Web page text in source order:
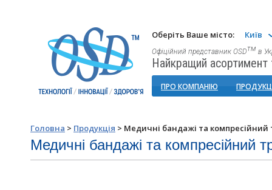
Оберіть Ваше місто: Київ
Офіційний представник OSDтм в
Найкращий асортимент
ПРО КОМПАНІЮ
Головна > Продукція > Медичні бандажі та компресійний
Медичні бандажі та компресійний